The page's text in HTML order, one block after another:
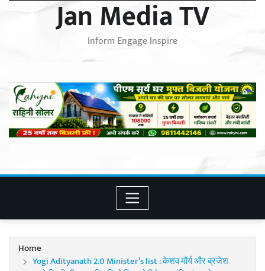
Jan Media TV
Inform Engage Inspire
Home
Yogi Adityanath 2.0 Minister’s list : केशव मौर्य और ब्रजेश